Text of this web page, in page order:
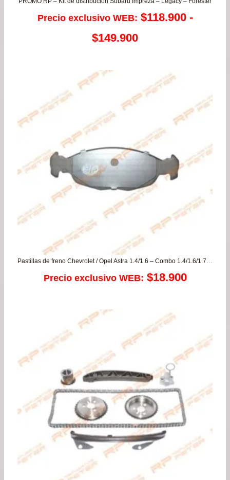
Precio exclusivo WEB: $118.900 -
$149.900Rango
precios:
desde
$118.900
hasta
$149.900
Pastillas de freno Chevrolet / Opel Astra 1.4/1.6 – Combo 1.4/1.6/1.7 – Combo Van – Corsa 1.4/1.6/1.7 PLUS – Vectra 1.6/1.8/2.0
Precio exclusivo WEB: $18.900